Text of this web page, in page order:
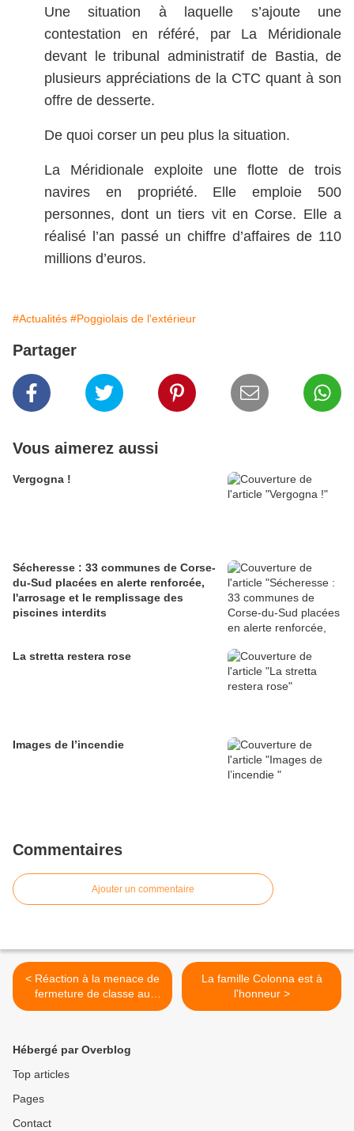
Une situation à laquelle s’ajoute une
contestation en référé, par La Méridionale
devant le tribunal administratif de Bastia, de
plusieurs appréciations de la CTC quant à son
offre de desserte.
De quoi corser un peu plus la situation.
La Méridionale exploite une flotte de trois
navires en propriété. Elle emploie 500
personnes, dont un tiers vit en Corse. Elle a
réalisé l’an passé un chiffre d’affaires de 110
millions d’euros.
#Actualités #Poggiolais de l'extérieur
Partager
Vous aimerez aussi
Vergogna !
Sécheresse : 33 communes de Corse-
du-Sud placées en alerte renforcée,
l'arrosage et le remplissage des
piscines interdits
La stretta restera rose
Images de l’incendie
Commentaires
Ajouter un commentaire
< Réaction à la menace de
fermeture de classe au
collège de Vico
La famille Colonna est à
l'honneur >
Hébergé par Overblog
Top articles
Pages
Contact